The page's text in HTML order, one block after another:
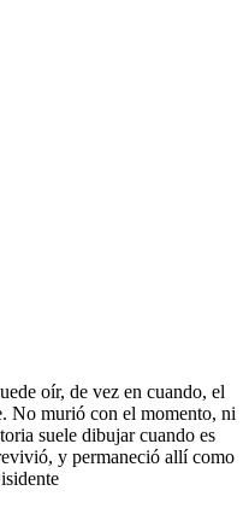
oír, de vez en cuando, el
No murió con el momento, ni
suele dibujar cuando es
y permaneció allí como